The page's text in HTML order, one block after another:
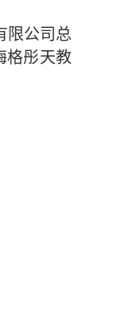
限公司总
格彤天教